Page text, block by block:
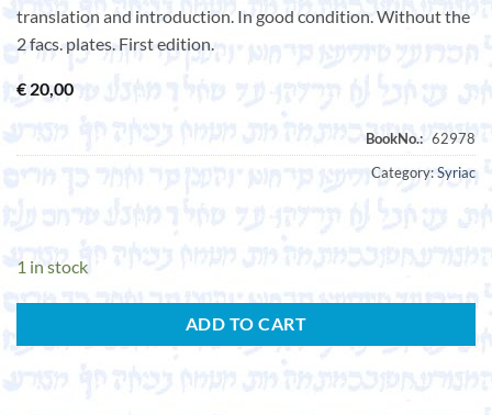
translation and introduction. In good condition. Without the
2 facs. plates. First edition.
€ 20,00
Category:Syriac
1 in stock
ADD TO CART